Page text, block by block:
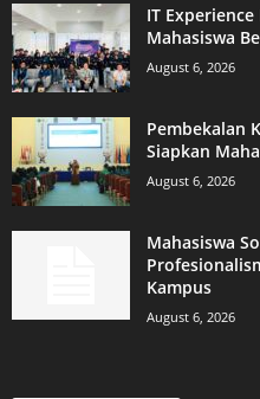
IT
Mahasiswa
August 6, 2026
Pembekalan
Siapkan
August 6, 2026
Mahasiswa
Kampus
August 6, 2026